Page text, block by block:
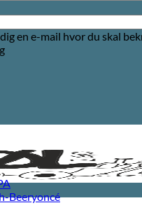
en e-mail hvor du skal